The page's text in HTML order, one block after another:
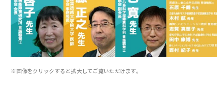
※画像をクリックすると拡大してご覧いただけます。